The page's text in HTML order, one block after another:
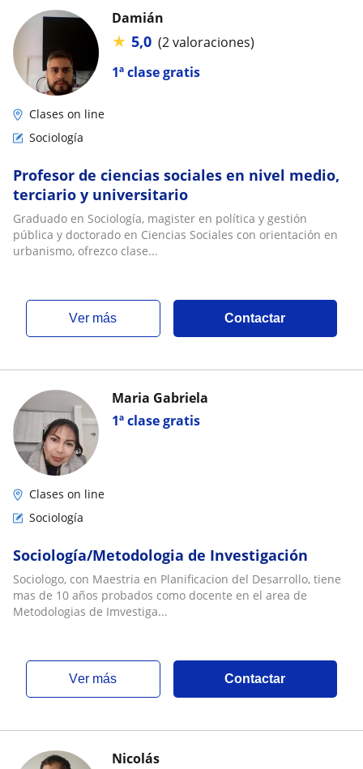
1ª clase gratis
Damián
★ 5,0 (2 valoraciones)
Clases on line
Sociología
Profesor de ciencias sociales en nivel medio,
terciario y universitario
Graduado en Sociología, magister en política y gestión
pública y doctorado en Ciencias Sociales con orientación en
urbanismo, ofrezco clase...
ver más Contactar
1ª clase gratis
Maria Gabriela
Clases on line
Sociología
Sociología/Metodologia de Investigación
Sociologo, con Maestria en Planificacion del Desarrollo, tiene
mas de 10 años probados como docente en el area de
Metodologias de Imvestiga...
ver más Contactar
Nicolás